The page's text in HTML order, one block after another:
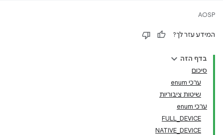
AOSP
המידע עזר לך?
בדף הזה
סיכום
ערכי enum
שיטות ציבוריות
ערכי enum
FULL_DEVICE
NATIVE_DEVICE